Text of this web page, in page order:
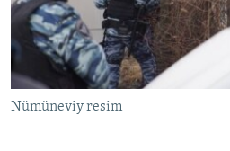
Русский
Українською
QOŞULIÑIZ!
Nümüneviy resim